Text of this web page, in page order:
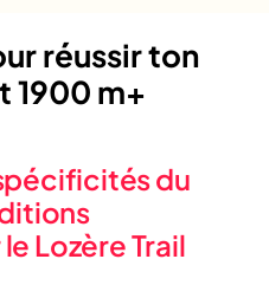
réussir ton
1900 m+
du
Lozère Trail